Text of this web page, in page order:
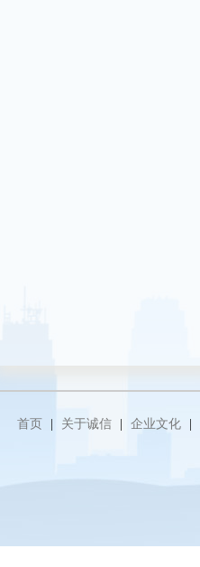
首页 关于诚信 企业文化